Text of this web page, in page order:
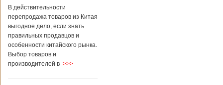
В действительности
перепродажа товаров из Китая
выгодное дело, если знать
правильных продавцов и
особенности китайского рынка.
Выбор товаров и
производителей в >>>